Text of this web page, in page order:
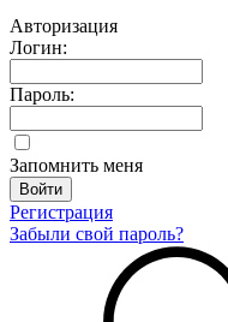
Авторизация
Логин:
Пароль:
Запомнить меня
Регистрация
Забыли свой пароль?